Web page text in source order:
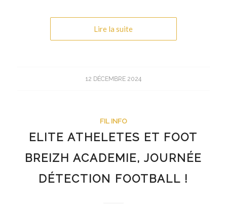
Lire la suite
12 DÉCEMBRE 2024
FIL INFO
ELITE ATHELETES ET FOOT
BREIZH ACADEMIE, JOURNÉE
DÉTECTION FOOTBALL !